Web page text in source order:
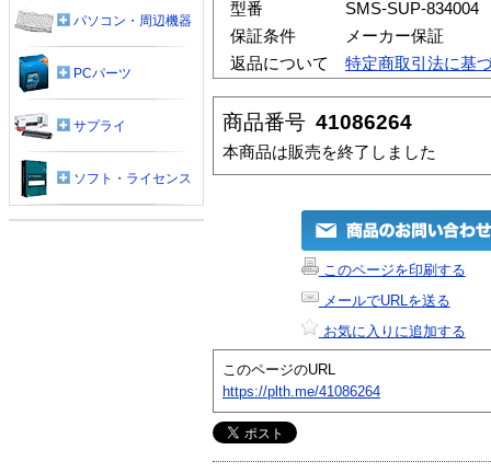
型番
SMS-SUP-834004
保証条件
メーカー保証
返品について
特定商取引法に基
商品番号 41086264
本商品は販売を終了しました
このページを印刷する
メールでURLを送る
お気に入りに追加する
このページのURL
https://plth.me/41086264
パソコン・周辺機器
PCパーツ
サプライ
ソフト・ライセンス